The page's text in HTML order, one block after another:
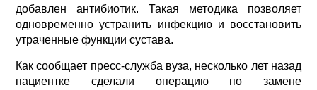
добавлен антибиотик. Такая методика позволяет
одновременно устранить инфекцию и восстановить
утраченные функции сустава.
Как сообщает пресс-служба вуза, несколько лет назад
пациентке сделали операцию по замене